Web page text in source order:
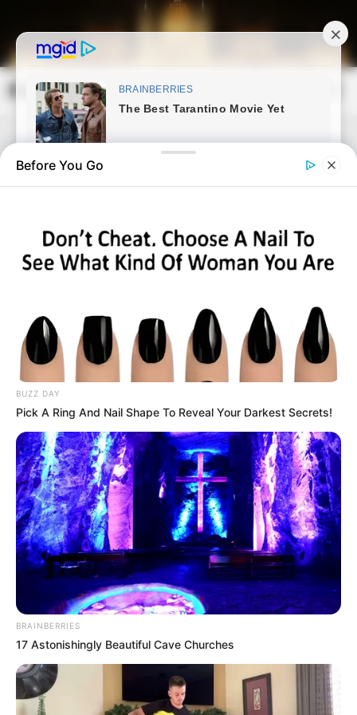
content
Magyarország Kincsei
Posted
in
Friss hírek
5 éve ment el Cserdi
Before You Go
BUZZ DAY
Pick A Ring And Nail Shape To Reveal Your Darkest Secrets!
BRAINBERRIES
17 Astonishingly Beautiful Cave Churches